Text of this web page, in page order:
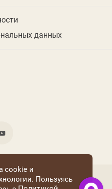
данных
cookie и
Пользуясь